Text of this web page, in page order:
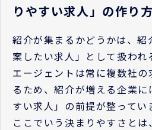
りやすい求人」の作り方
紹介が集まるかどうかは、
案したい求人」として扱われ
エージェントは常に複数社
るため、紹介が増える企業
すい求人」の前提が整ってい
ここでいう決まりやすさと